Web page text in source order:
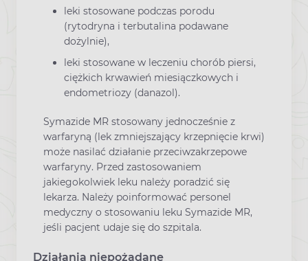
leki stosowane podczas porodu
(rytodryna i terbutalina podawane
dożylnie),
leki stosowane w leczeniu chorób piersi,
ciężkich krwawień miesiączkowych i
endometriozy (danazol).
Symazide MR stosowany jednocześnie z
warfaryną (lek zmniejszający krzepnięcie krwi)
może nasilać działanie przeciwzakrzepowe
warfaryny. Przed zastosowaniem
jakiegokolwiek leku należy poradzić się
lekarza. Należy poinformować personel
medyczny o stosowaniu leku Symazide MR,
jeśli pacjent udaje się do szpitala.
Działania niepożądane